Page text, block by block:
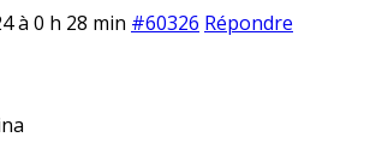
à 0 h 28 min #60326 Répondre